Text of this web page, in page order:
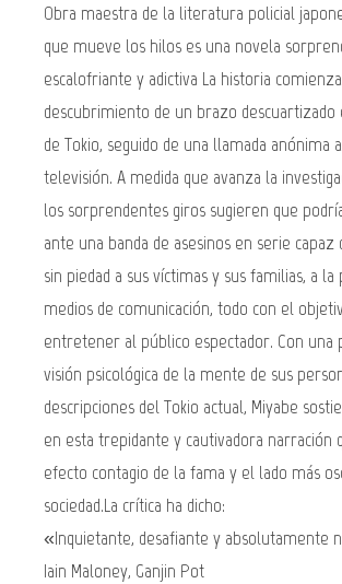
Obra maestra de la literatura policial
que mueve los hilos es una novela
escalofriante y adictiva La historia
descubrimiento de un brazo descuartizado
de Tokio, seguido de una llamada anónima
televisión. A medida que avanza la
los sorprendentes giros sugieren que
ante una banda de asesinos en serie
sin piedad a sus víctimas y sus familias, a la
medios de comunicación, todo con el
entretener al público espectador. Con una
visión psicológica de la mente de sus
descripciones del Tokio actual, Miyabe
en esta trepidante y cautivadora narración
efecto contagio de la fama y el lado más
sociedad.La crítica ha dicho:
«Inquietante, desafiante y absolutamente
Iain Maloney, Ganjin Pot